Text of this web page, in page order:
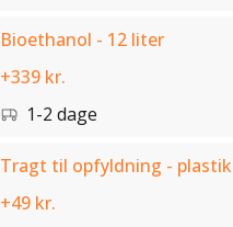
Bioethanol - 12 liter
+339 kr.
1-2 dage
Tragt til opfyldning - plastik
+49 kr.